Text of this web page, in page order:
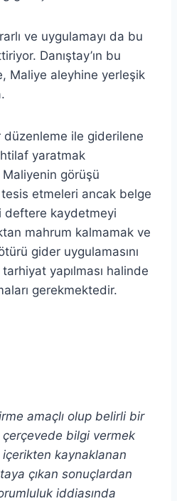
ve uygulamayı da bu
Danıştay’ın bu
Maliye aleyhine yerleşik
ile giderilene
yaratmak
görüşü
etmeleri ancak belge
deftere kaydetmeyi
mahrum kalmamak ve
gider uygulamasını
yapılması halinde
gerekmektedir.
amaçlı olup belirli bir
çerçevede bilgi vermek
içerikten kaynaklanan
çıkan sonuçlardan
iddiasında